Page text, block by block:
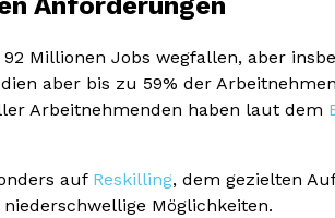
Millionen Jobs wegfallen, aber
aber bis zu 59% der
Arbeitnehmenden haben laut dem
auf Reskilling, dem gezielten
Möglichkeiten.